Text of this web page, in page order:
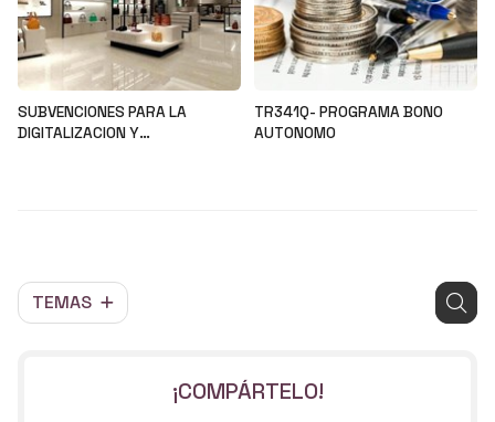
TEMAS
SUBVENCIONES PARA LA
DIGITALIZACION Y
TR341Q- PROGRAMA BONO
AUTONOMO
¡COMPÁRTELO!